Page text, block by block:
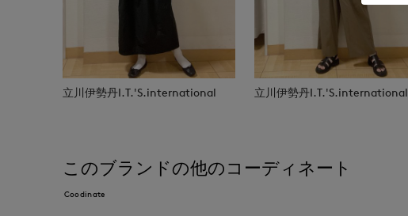
立川伊勢丹I.T.'S.international 立川伊勢丹I.T.'S.international
このブランドの他のコーディネート
Coodinate